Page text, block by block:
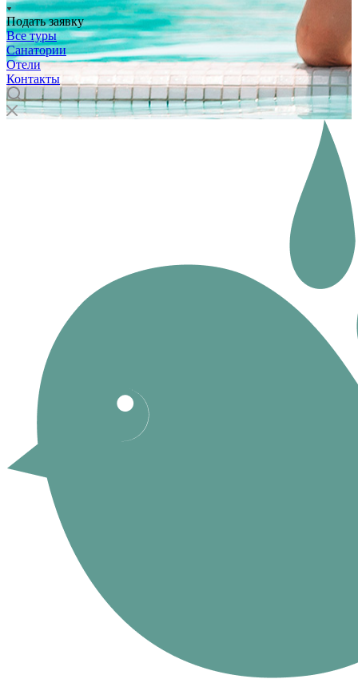
Подать заявку
Все туры
Санатории
Отели
Контакты